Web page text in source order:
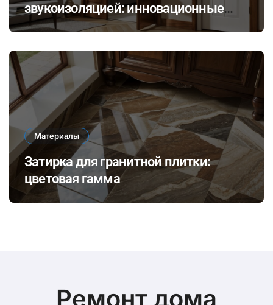
звукоизоляцией: инновационные
материалы и технологии для
доме
Материалы
Затирка для гранитной плитки:
цветовая гамма
Ремонт дома